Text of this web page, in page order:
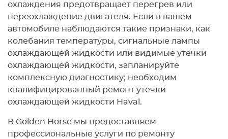
охлаждения предотвращает перегрев или
переохлаждение двигателя. Если в вашем
автомобиле наблюдаются такие признаки, как
колебания температуры, сигнальные лампы
охлаждающей жидкости или видимые утечки
охлаждающей жидкости, запланируйте
комплексную диагностику; необходим
квалифицированный ремонт утечки
охлаждающей жидкости Haval.
В Golden Horse мы предоставляем
профессиональные услуги по ремонту